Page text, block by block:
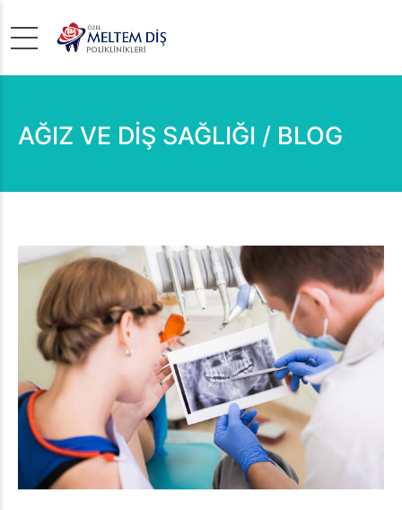
AĞIZ VE DİŞ SAĞLIĞI / BLOG